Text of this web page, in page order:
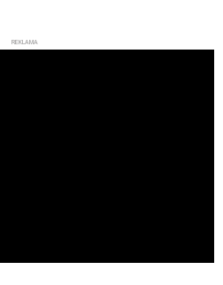
REKLAMA